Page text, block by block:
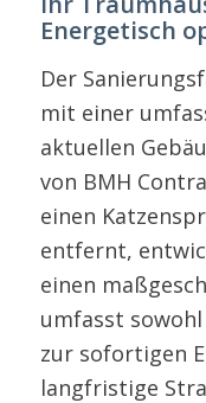
Energetisch
Der
mit einer
aktuellen
von BMH
einen
entfernt,
einen
umfasst
zur sofortigen
langfristige